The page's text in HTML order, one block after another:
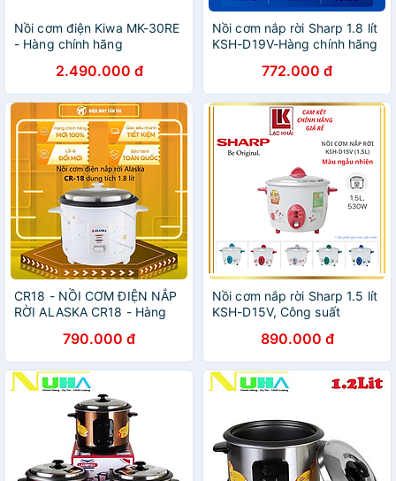
Nồi cơm điện Kiwa MK-30RE
- Hàng chính hãng
2.490.000 đ
Nồi cơm nắp rời Sharp 1.8 lít
KSH-D19V-Hàng chính hãng
772.000 đ
CR18 - NỒI CƠM ĐIỆN NẮP
RỜI ALASKA CR18 - Hàng
790.000 đ
Nồi cơm nắp rời Sharp 1.5 lít
KSH-D15V, Công suất
- Hàng chính hãng
890.000 đ